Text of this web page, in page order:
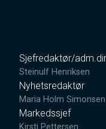
Sjefredaktør/adm.dir.
Steinulf Henriksen
Nyhetsredaktør
Maria Holm Simonsen
Markedssjef
Kirsti Pettersen